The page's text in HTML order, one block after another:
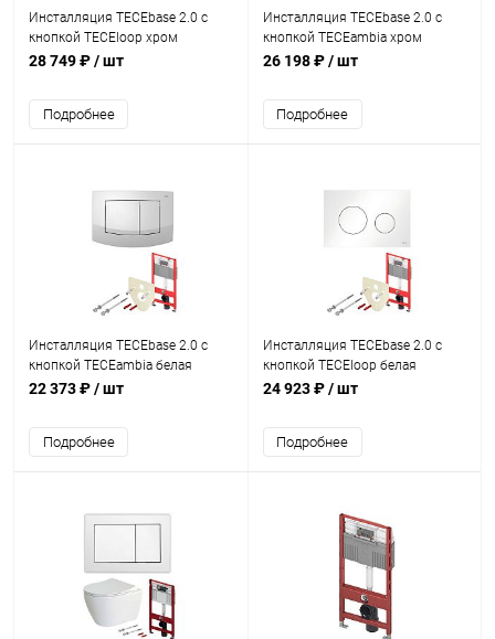
Инсталляция TECEbase 2.0 с
кнопкой ТЕСЕloop хром
глянцевый K440921
28 749 ₽/ шт
Подробнее
Инсталляция TECEbase 2.0 с
кнопкой ТЕСЕambia хром
глянцевый 9400405
26 198 ₽/ шт
Подробнее
Инсталляция TECEbase 2.0 с
кнопкой ТЕСЕambia белая
K440200
22 373 ₽/ шт
Подробнее
Инсталляция TECEbase 2.0 с
кнопкой TECEloop белая
K440920
24 923 ₽/ шт
Подробнее